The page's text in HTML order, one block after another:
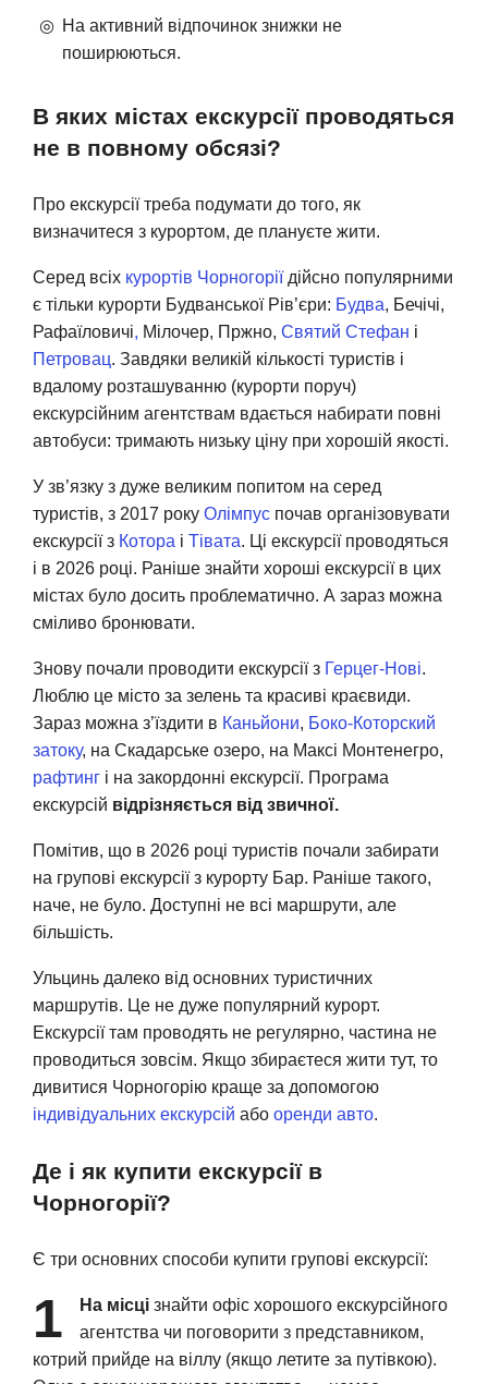
На активний відпочинок знижки не
поширюються.
В яких містах екскурсії проводяться
не в повному обсязі?
Про екскурсії треба подумати до того, як
визначитеся з курортом, де плануєте жити.
Серед всіх курортів Чорногоріїдійсно популярними
є тільки курорти Будванської Рів’єри: Будва, Бечічі,
Рафаїловичі, Мілочер, Пржно, Святий Стефан і
Петровац. Завдяки великій кількості туристів і
вдалому розташуванню (курорти поруч)
екскурсійним агентствам вдається набирати повні
автобуси: тримають низьку ціну при хорошій якості.
У зв’язку з дуже великим попитом на серед
туристів, з 2017 року Олімпус почав організовувати
екскурсії з Котора і Тівата. Ці екскурсії проводяться
і в 2026 році. Раніше знайти хороші екскурсії в цих
містах було досить проблематично. А зараз можна
сміливо бронювати.
Знову почали проводити екскурсії з Герцег-Нові.
Люблю це місто за зелень та красиві краєвиди.
Зараз можна з’їздити в Каньйони, Боко-Которский
затоку, на Скадарське озеро, на Максі Монтенегро,
рафтинг і на закордонні екскурсії. Програма
екскурсій відрізняється від звичної.
Помітив, що в 2026 році туристів почали забирати
на групові екскурсії з курорту Бар. Раніше такого,
наче, не було. Доступні не всі маршрути, але
більшість.
Ульцинь далеко від основних туристичних
маршрутів. Це не дуже популярний курорт.
Екскурсії там проводять не регулярно, частина не
проводиться зовсім. Якщо збираєтеся жити тут, то
дивитися Чорногорію краще за допомогою
індивідуальних екскурсій або оренди авто.
Де і як купити екскурсії в
Чорногорії?
Є три основних способи купити групові екскурсії:
1 На місці знайти офіс хорошого екскурсійного
агентства чи поговорити з представником,
котрий прийде на віллу (якщо летите за путівкою).